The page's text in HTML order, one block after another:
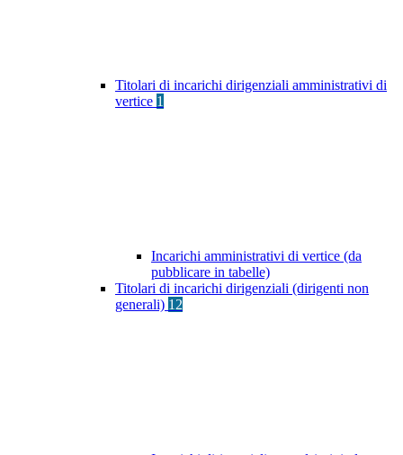
Titolari di incarichi dirigenziali amministrativi di
vertice 1
Incarichi amministrativi di vertice (da
pubblicare in tabelle)
Titolari di incarichi dirigenziali (dirigenti non
generali) 12